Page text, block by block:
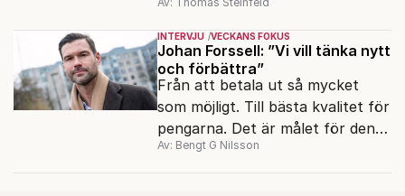
migrationens myter.
INTERVJU VECKANS FOKUS
Johan Forssell: ”Vi vill tänka nytt
och förbättra”
Från att betala ut så mycket
som möjligt. Till bästa kvalitet för
pengarna. Det är målet för den
nya biståndspolitiken, enligt
Av: Bengt G Nilsson